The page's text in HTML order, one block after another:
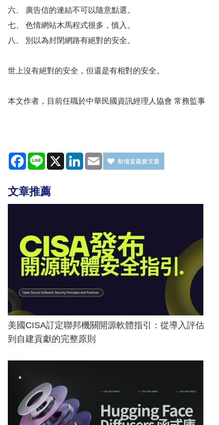
六、 廣告信的連結不可以隨意點選。
七、 色情網站木馬程式很多，慎入。
八、 別以為封閉網路有絕對的安全。
世上沒有絕對的安全，但還是有相對的安全。
本文作者，目前任職於中華民國資訊經理人協會 常務監事
Facebook
Line X LinkedIn
Email
文章推薦
美國CISA訂定聯邦機關開源軟體指引：從導入評估
到自建貢獻的完整原則